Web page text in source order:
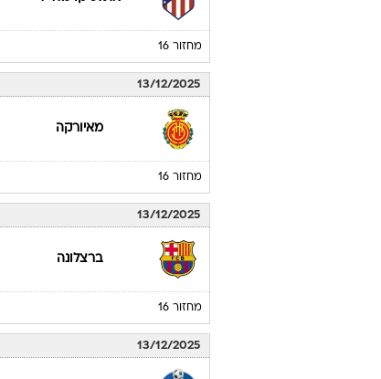
מחזור 16
13/12/2025
מאיורקה
מחזור 16
13/12/2025
ברצלונה
מחזור 16
13/12/2025